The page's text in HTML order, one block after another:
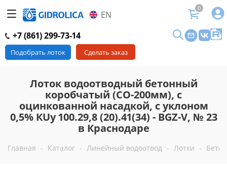
EN
0
+7 (861) 299-73-14
Подобрать лоток Сделать заказ
Лоток водоотводный бетонный
коробчатый (СО-200мм), с
оцинкованной насадкой, с уклоном
0,5% КUу 100.29,8 (20).41(34) - BGZ-V, № 23
в Краснодаре
Главная - Каталог - Линейный водоотвод - Лотки -